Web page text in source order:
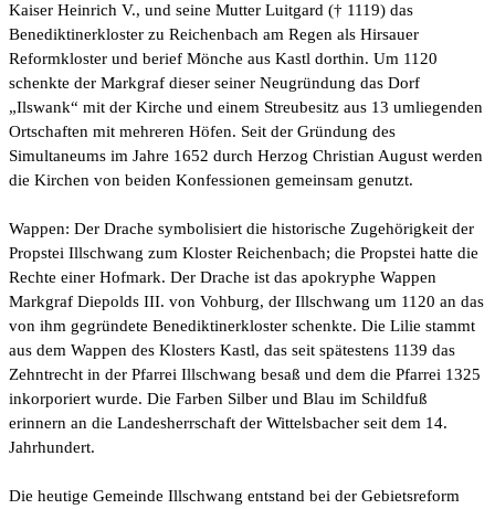
Kaiser Heinrich V., und seine Mutter Luitgard († 1119) das
Benediktinerkloster zu Reichenbach am Regen als Hirsauer
Reformkloster und berief Mönche aus Kastl dorthin. Um 1120
schenkte der Markgraf dieser seiner Neugründung das Dorf
„Ilswank“ mit der Kirche und einem Streubesitz aus 13 umliegenden
Ortschaften mit mehreren Höfen. Seit der Gründung des
Simultaneums im Jahre 1652 durch Herzog Christian August werden
die Kirchen von beiden Konfessionen gemeinsam genutzt.
Wappen: Der Drache symbolisiert die historische Zugehörigkeit der
Propstei Illschwang zum Kloster Reichenbach; die Propstei hatte die
Rechte einer Hofmark. Der Drache ist das apokryphe Wappen
Markgraf Diepolds III. von Vohburg, der Illschwang um 1120 an das
von ihm gegründete Benediktinerkloster schenkte. Die Lilie stammt
aus dem Wappen des Klosters Kastl, das seit spätestens 1139 das
Zehntrecht in der Pfarrei Illschwang besaß und dem die Pfarrei 1325
inkorporiert wurde. Die Farben Silber und Blau im Schildfuß
erinnern an die Landesherrschaft der Wittelsbacher seit dem 14.
Jahrhundert.
Die heutige Gemeinde Illschwang entstand bei der Gebietsreform